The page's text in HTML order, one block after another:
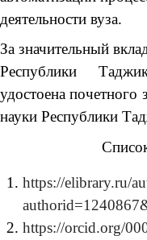
деятельности вуза.
За значительный
Республики
удостоена
науки Республики
https://elibrary.ru/
https://orcid.org/